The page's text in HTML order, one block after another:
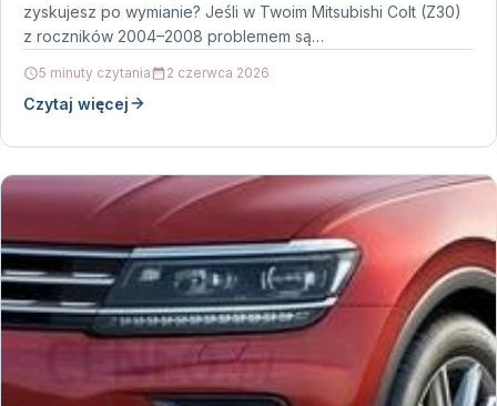
zyskujesz po wymianie? Jeśli w Twoim Mitsubishi Colt (Z30)
z roczników 2004–2008 problemem są…
5 minuty czytania 2 czerwca 2026
Czytaj więcej